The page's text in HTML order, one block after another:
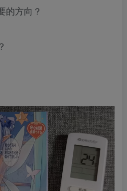
的方向？